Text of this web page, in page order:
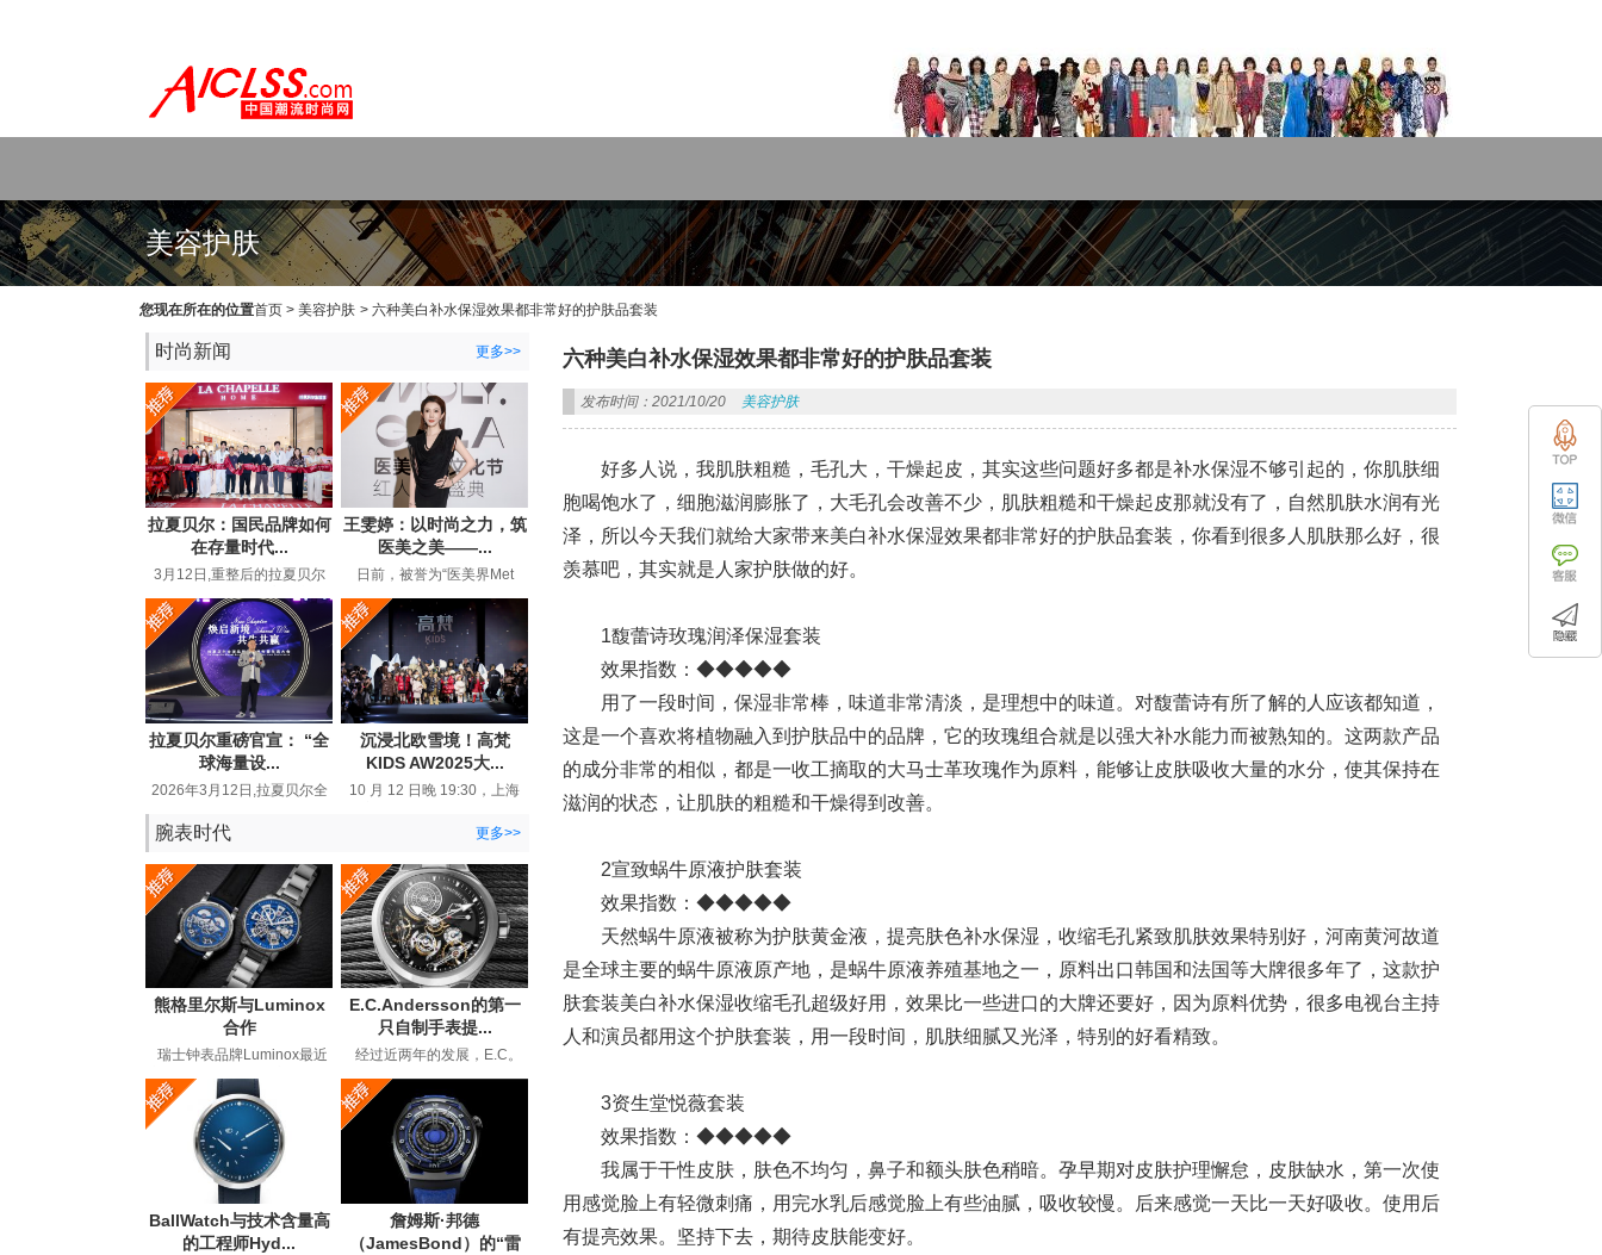
美容护肤
您现在所在的位置首页 > 美容护肤 > 六种美白补水保湿效果都非常好的护肤品套装
时尚新闻 更多>>
拉夏贝尔：国民品牌如何
在存量时代...
3月12日,重整后的拉夏贝尔
“线上百亿回归”,重新回到行
业视...
王雯婷：以时尚之力，筑
医美之美——...
日前，被誉为“医美界Met
圆满落幕。这场汇聚全球顶
尖医...
拉夏贝尔重磅官宣： “全
球海量设...
2026年3月12日,拉夏贝尔全
在浙江嘉兴举行。这个28年
国民...
沉浸北欧雪境！高梵
KIDS AW2025大...
10 月 12 日晚 19:30，上海
热烈所笼罩。以 “北欧精灵 ...
腕表时代 更多>>
熊格里尔斯与Luminox
合作
瑞士钟表品牌Luminox最近
作关系，并推出了他...
E.C.Andersson的第一
只自制手表提...
经过近两年的发展，E.C。
期待已久的手工手表。...
BallWatch与技术含量高
的工程师Hyd...
詹姆斯·邦德
（JamesBond）的“雷
六种美白补水保湿效果都非常好的护肤品套装
发布时间：2021/10/20 美容护肤
好多人说，我肌肤粗糙，毛孔大，干燥起皮，其实这些问题好多都是补水保湿不够引起的，你肌肤细
胞喝饱水了，细胞滋润膨胀了，大毛孔会改善不少，肌肤粗糙和干燥起皮那就没有了，自然肌肤水润有光
泽，所以今天我们就给大家带来美白补水保湿效果都非常好的护肤品套装，你看到很多人肌肤那么好，很
羡慕吧，其实就是人家护肤做的好。
1馥蕾诗玫瑰润泽保湿套装
效果指数：◆◆◆◆◆
用了一段时间，保湿非常棒，味道非常清淡，是理想中的味道。对馥蕾诗有所了解的人应该都知道，
这是一个喜欢将植物融入到护肤品中的品牌，它的玫瑰组合就是以强大补水能力而被熟知的。这两款产品
的成分非常的相似，都是一收工摘取的大马士革玫瑰作为原料，能够让皮肤吸收大量的水分，使其保持在
滋润的状态，让肌肤的粗糙和干燥得到改善。
2宣致蜗牛原液护肤套装
效果指数：◆◆◆◆◆
天然蜗牛原液被称为护肤黄金液，提亮肤色补水保湿，收缩毛孔紧致肌肤效果特别好，河南黄河故道
是全球主要的蜗牛原液原产地，是蜗牛原液养殖基地之一，原料出口韩国和法国等大牌很多年了，这款护
肤套装美白补水保湿收缩毛孔超级好用，效果比一些进口的大牌还要好，因为原料优势，很多电视台主持
人和演员都用这个护肤套装，用一段时间，肌肤细腻又光泽，特别的好看精致。
3资生堂悦薇套装
效果指数：◆◆◆◆◆
我属于干性皮肤，肤色不均匀，鼻子和额头肤色稍暗。孕早期对皮肤护理懈怠，皮肤缺水，第一次使
用感觉脸上有轻微刺痛，用完水乳后感觉脸上有些油腻，吸收较慢。后来感觉一天比一天好吸收。使用后
有提亮效果。坚持下去，期待皮肤能变好。